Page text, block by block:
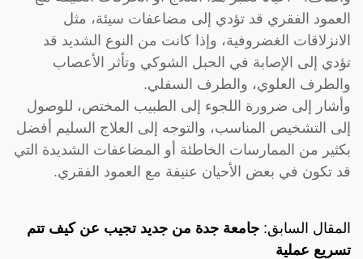
العمود الفقري قد تؤدي إلى مضاعفات سيئة، مثل
الانزلاقات الغضروفية، وإذا كانت من النوع الشديد قد
تؤدي إلى الإصابة في الحبل الشوكي وتأثر الأعصاب
والطرف العلوي، والطرف السفلي.
وأشار إلى ضرورة اللجوء إلى الطبيب المختص، للوصول
إلى التشخيص المناسب، والتوجه إلى العلاج السليم أفضل
بكثير من الممارسات الخاطئة أو المضاعفات الشديدة التي
قد تكون في بعض الأحيان عنيفة مع العمود الفقري.
المقال السابق: جامعة جدة من جديد تجيب عن كيف تتم
تسريع عملية